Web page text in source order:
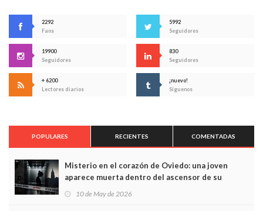
2292
Fans
5992
Seguidores
19900
Seguidores
830
Seguidores
+ 6200
Lectores diarios
¡nuevo!
Síguenos
POPULARES RECIENTES COMENTADAS
Misterio en el corazón de Oviedo: una joven
aparece muerta dentro del ascensor de su
edificio y las cámaras captan sus últimos minutos
10 de May de 2026